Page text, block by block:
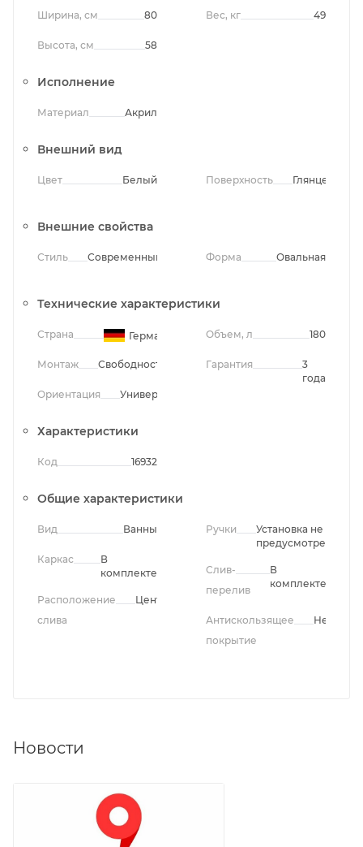
Ширина, см 80
Высота, см 58
Вес, кг 49
Исполнение
Материал Акрил
Внешний вид
Цвет Белый Поверхность Глянцевая
Внешние свойства
Стиль Современный Форма Овальная
Технические характеристики
Страна Германия
Монтаж Свободностоящий
Ориентация Универсальная
Объем, л 180
Гарантия
3
года
Характеристики
Код 16932
Общие характеристики
Вид Ванны
Каркас
В
комплекте
Расположение
слива
Центральное
Ручки
Установка не
предусмотрена
Слив-
перелив
В
комплекте
Антискользящее
покрытие
Нет
Новости